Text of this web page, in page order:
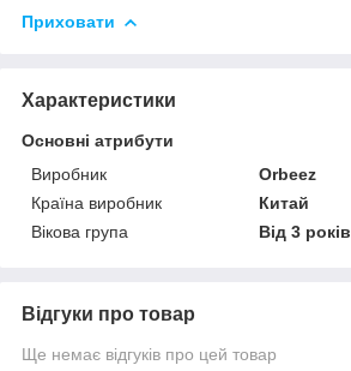
Приховати
Характеристики
Основні атрибути
Виробник
Orbeez
Країна виробник
Китай
Вікова група
Від 3 років
Відгуки про товар
Ще немає відгуків про цей товар